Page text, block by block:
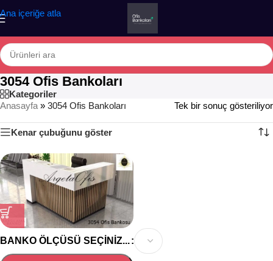
Ana içeriğe atla
3054 Ofis Bankoları
Kategoriler
Anasayfa » 3054 Ofis Bankoları Tek bir sonuç gösteriliyor
Kenar çubuğunu göster
BANKO ÖLÇÜSÜ SEÇINIZ...